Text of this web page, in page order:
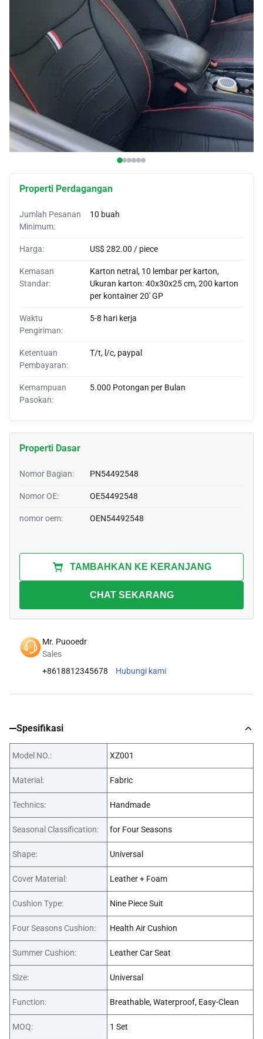
Penutup mobil
Pelindung Mobil
Wrap Mobil
Properti Perdagangan
Jumlah Pesanan
Minimum:
10 buah
Harga: US$ 282.00 / piece
Kemasan
Standar:
Karton netral, 10 lembar per karton,
Ukuran karton: 40x30x25 cm, 200 karton
per kontainer 20' GP
Waktu
Pengiriman:
5-8 hari kerja
Ketentuan
Pembayaran:
T/t, l/c, paypal
Kemampuan
Pasokan:
5.000 Potongan per Bulan
Properti Dasar
Nomor Bagian: PN54492548
Nomor OE: OE54492548
nomor oem: OEN54492548
TAMBAHKAN KE KERANJANG
CHAT SEKARANG
Mr. Puooedr
Sales
+8618812345678
Hubungi kami
Spesifikasi
Model NO.: XZ001
Material: Fabric
Technics: Handmade
Seasonal Classification: for Four Seasons
Shape: Universal
Cover Material: Leather + Foam
Cushion Type: Nine Piece Suit
Four Seasons Cushion: Health Air Cushion
Summer Cushion: Leather Car Seat
Size: Universal
Function: Breathable, Waterproof, Easy-Clean
MOQ: 1 Set